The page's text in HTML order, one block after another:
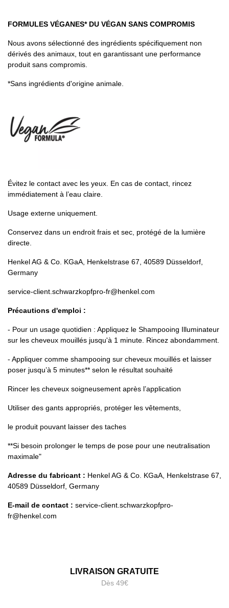
FORMULES VÉGANES* DU VÉGAN SANS COMPROMIS
Nous avons sélectionné des ingrédients spécifiquement non
dérivés des animaux, tout en garantissant une performance
produit sans compromis.
*Sans ingrédients d'origine animale.
Évitez le contact avec les yeux. En cas de contact, rincez
immédiatement à l’eau claire.
Usage externe uniquement.
Conservez dans un endroit frais et sec, protégé de la lumière
directe.
Henkel AG & Co. KGaA, Henkelstrase 67, 40589 Düsseldorf,
Germany
service-client.schwarzkopfpro-fr@henkel.com
Précautions d'emploi :
- Pour un usage quotidien : Appliquez le Shampooing Illuminateur
sur les cheveux mouillés jusqu'à 1 minute. Rincez abondamment.
- Appliquer comme shampooing sur cheveux mouillés et laisser
poser jusqu’à 5 minutes** selon le résultat souhaité
Rincer les cheveux soigneusement après l’application
Utiliser des gants appropriés, protéger les vêtements,
le produit pouvant laisser des taches
**Si besoin prolonger le temps de pose pour une neutralisation
maximale"
Adresse du fabricant : Henkel AG & Co. KGaA, Henkelstrase 67,
40589 Düsseldorf, Germany
E-mail de contact : service-client.schwarzkopfpro-
fr@henkel.com
LIVRAISON GRATUITE
Dès 49€